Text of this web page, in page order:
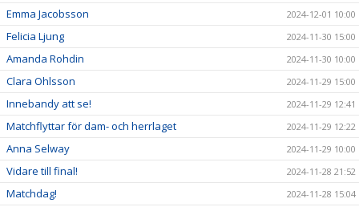
Emma Jacobsson 2024-12-01 10:00
Felicia Ljung 2024-11-30 15:00
Amanda Rohdin 2024-11-30 10:00
Clara Ohlsson 2024-11-29 15:00
Innebandy att se! 2024-11-29 12:41
Matchflyttar för dam- och herrlaget 2024-11-29 12:22
Anna Selway 2024-11-29 10:00
Vidare till final! 2024-11-28 21:52
Matchdag! 2024-11-28 15:04